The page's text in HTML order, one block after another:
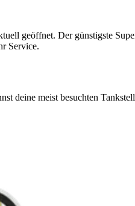
geöffnet. Der günstigste
Service.
deine meist besuchten